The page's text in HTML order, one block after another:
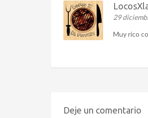
29
Muy rico
Deje un comentario